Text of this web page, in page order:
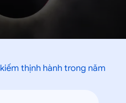
thịnh hành trong năm